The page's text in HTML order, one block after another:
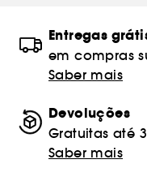
Entregas
em compras
Saber mais
Devoluções
Gratuitas até
Saber mais